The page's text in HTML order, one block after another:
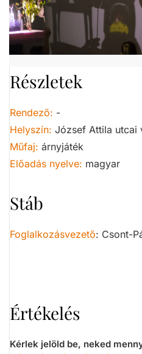
Részletek
Rendező: -
Helyszín: József Attila utcai
Műfaj: árnyjáték
Előadás nyelve: magyar
Stáb
Foglalkozásvezető: Csont-
Értékelés
Kérlek jelöld be, neked